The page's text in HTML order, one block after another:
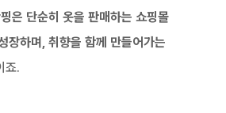
은 단순히 옷을 판매하는 쇼핑몰
장하며, 취향을 함께 만들어가는
죠.